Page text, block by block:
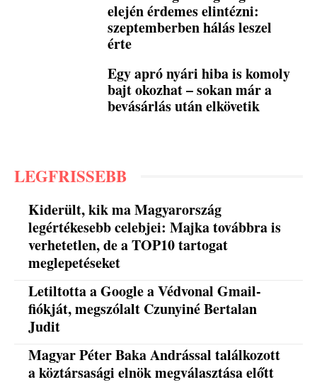
elején érdemes elintézni:
szeptemberben hálás leszel
érte
Egy apró nyári hiba is komoly
bajt okozhat – sokan már a
bevásárlás után elkövetik
LEGFRISSEBB
Kiderült, kik ma Magyarország
legértékesebb celebjei: Majka továbbra is
verhetetlen, de a TOP10 tartogat
meglepetéseket
Letiltotta a Google a Védvonal Gmail-
fiókját, megszólalt Czunyiné Bertalan
Judit
Magyar Péter Baka Andrással találkozott
a köztársasági elnök megválasztása előtt